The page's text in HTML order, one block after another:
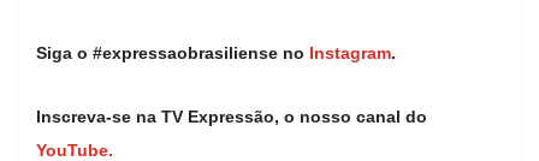
Siga o #expressaobrasiliense no Instagram.
Inscreva-se na TV Expressão, o nosso canal do
YouTube.